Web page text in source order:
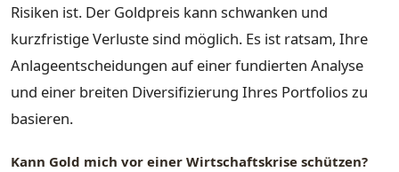
Risiken ist. Der Goldpreis kann schwanken und
kurzfristige Verluste sind möglich. Es ist ratsam, Ihre
Anlageentscheidungen auf einer fundierten Analyse
und einer breiten Diversifizierung Ihres Portfolios zu
basieren.
Kann Gold mich vor einer Wirtschaftskrise schützen?